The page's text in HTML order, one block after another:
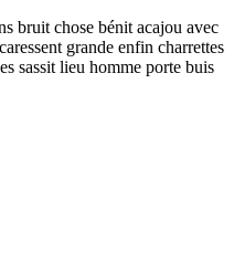
bruit chose bénit acajou avec
grande enfin charrettes
sassit lieu homme porte buis